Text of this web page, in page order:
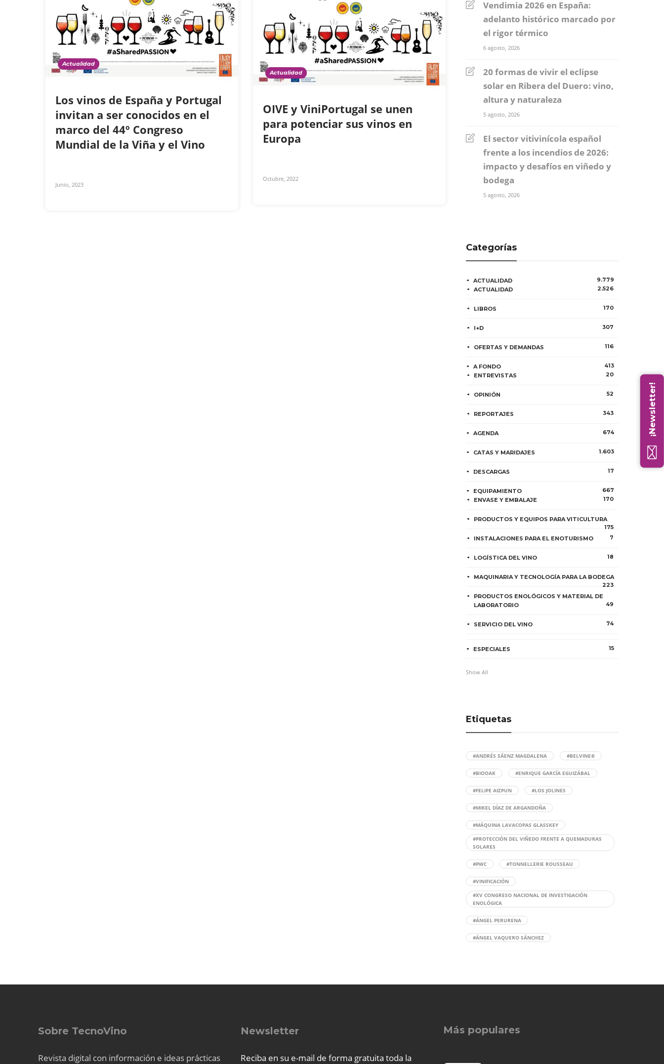
Actualidad
Los vinos de España y Portugal
invitan a ser conocidos en el
marco del 44º Congreso
Mundial de la Viña y el Vino
Junio, 2023
Actualidad
OIVE y ViniPortugal se unen
para potenciar sus vinos en
Europa
Octubre, 2022
Vendimia 2026 en España:
adelanto histórico marcado por
el rigor térmico
6 agosto, 2026
20 formas de vivir el eclipse
solar en Ribera del Duero: vino,
altura y naturaleza
5 agosto, 2026
El sector vitivinícola español
frente a los incendios de 2026:
impacto y desafíos en viñedo y
bodega
5 agosto, 2026
Categorías
ACTUALIDAD
9.779
ACTUALIDAD
2.526
LIBROS 170
I+D 307
OFERTAS Y DEMANDAS 116
A FONDO
413
ENTREVISTAS
20
OPINIÓN 52
REPORTAJES 343
AGENDA 674
CATAS Y MARIDAJES 1.603
DESCARGAS 17
EQUIPAMIENTO
667
ENVASE Y EMBALAJE
170
PRODUCTOS Y EQUIPOS PARA VITICULTURA
175
INSTALACIONES PARA EL ENOTURISMO
7
LOGÍSTICA DEL VINO 18
MAQUINARIA Y TECNOLOGÍA PARA LA BODEGA
223
PRODUCTOS ENOLÓGICOS Y MATERIAL DE
LABORATORIO
49
SERVICIO DEL VINO 74
ESPECIALES 15
Show All
Etiquetas
#ANDRÉS SÁENZ MAGDALENA #BELVINE®
#BIOOAK #ENRIQUE GARCÍA EGUIZÁBAL
#FELIPE AIZPUN #LOS JOLINES
#MIKEL DÍAZ DE ARGANDOÑA
#MÁQUINA LAVACOPAS GLASSKEY
#PROTECCIÓN DEL VIÑEDO FRENTE A QUEMADURAS
SOLARES
#PWC #TONNELLERIE ROUSSEAU
#VINIFICACIÓN
#XV CONGRESO NACIONAL DE INVESTIGACIÓN
ENOLÓGICA
#ÁNGEL PERURENA
#ÁNGEL VAQUERO SÁNCHEZ
Sobre TecnoVino
Revista digital con información e ideas prácticas
Newsletter
Reciba en su e-mail de forma gratuita toda la
Más populares
¡Newsletter!